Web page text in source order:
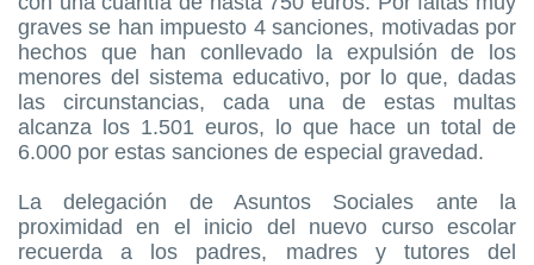
graves se han impuesto 4 sanciones, motivadas por
hechos que han conllevado la expulsión de los
menores del sistema educativo, por lo que, dadas
las circunstancias, cada una de estas multas
alcanza los 1.501 euros, lo que hace un total de
6.000 por estas sanciones de especial gravedad.
La delegación de Asuntos Sociales ante la
proximidad en el inicio del nuevo curso escolar
recuerda a los padres, madres y tutores del